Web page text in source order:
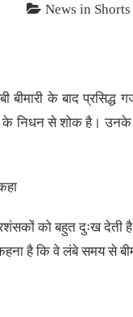
News in Shorts
के बाद प्रसिद्ध
से शोक है। उनके
को बहुत दुःख देती है।
है कि वे लंबे समय से